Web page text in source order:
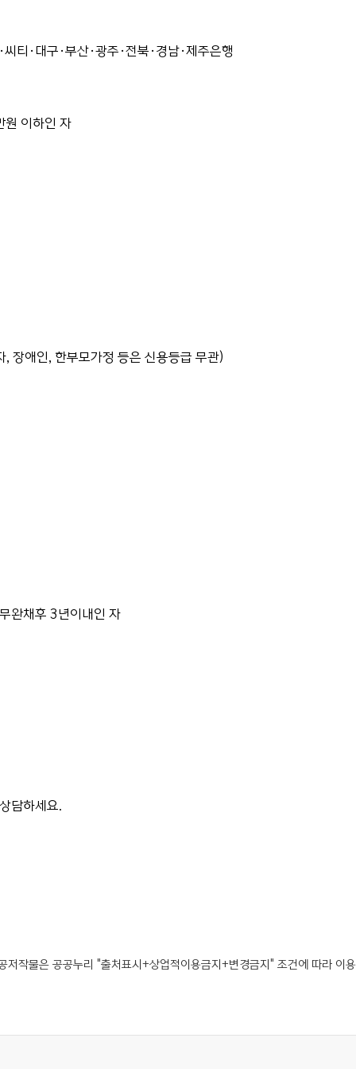
티·대구·부산·광주·전북·경남·제주은행
원 이하인 자
장애인, 한부모가정 등은 신용등급 무관)
완채후 3년이내인 자
담하세요.
저작물은 공공누리 "출처표시+상업적이용금지+변경금지" 조건에 따라 이